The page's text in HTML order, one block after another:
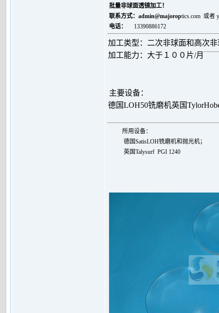
批量非球面透镜加工！
联系方式： admin@majoroptics.com 或者
电话：
13390886172
加工类型：二次非球面和高次非
加工能力：大于１００片/月
主要设备：
德国LOH50铣磨机英国
所用设备：
德国SatisLOH铣磨机和抛光机；
英国Talysurf PGI 1240